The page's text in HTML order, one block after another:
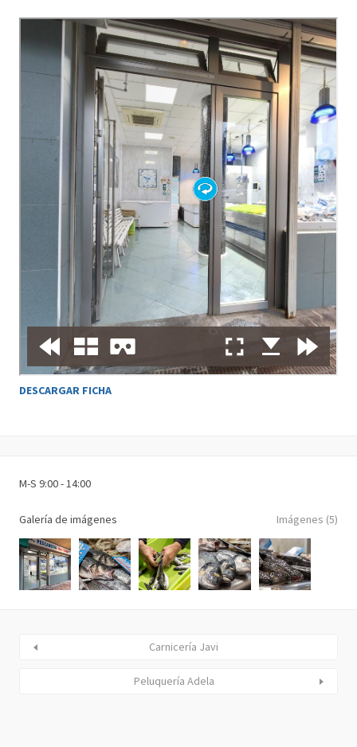
DESCARGAR FICHA
M-S 9:00 - 14:00
Galería de imágenes Imágenes (5)
Carnicería Javi
Peluquería Adela